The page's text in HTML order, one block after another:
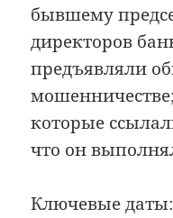
бывшему
директоров
предъявляли
которые
что он
Ключевые